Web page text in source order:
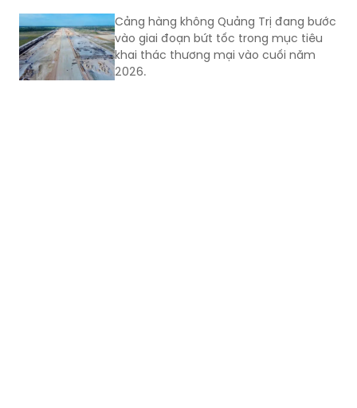
Cảng hàng không Quảng Trị đang bước
vào giai đoạn bứt tốc trong mục tiêu
khai thác thương mại vào cuối năm
2026.